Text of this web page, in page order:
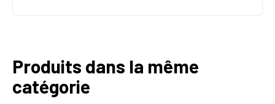
Produits dans la même
catégorie